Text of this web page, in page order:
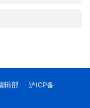
辑部 沪ICP备